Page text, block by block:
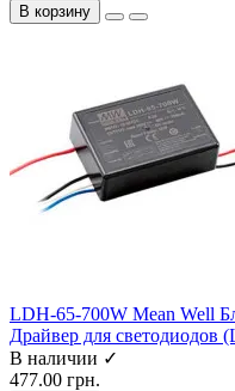
В корзину
LDH-65-700W Mean Well
Драйвер для светодиодов
В наличии ✓
477.00 грн.